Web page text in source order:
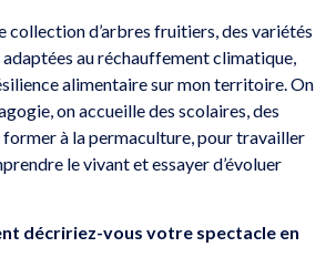
collection d’arbres fruitiers, des variétés
adaptées au réchauffement climatique,
alimentaire sur mon territoire. On
on accueille des scolaires, des
former à la permaculture, pour travailler
le vivant et essayer d’évoluer
décririez-vous votre spectacle en